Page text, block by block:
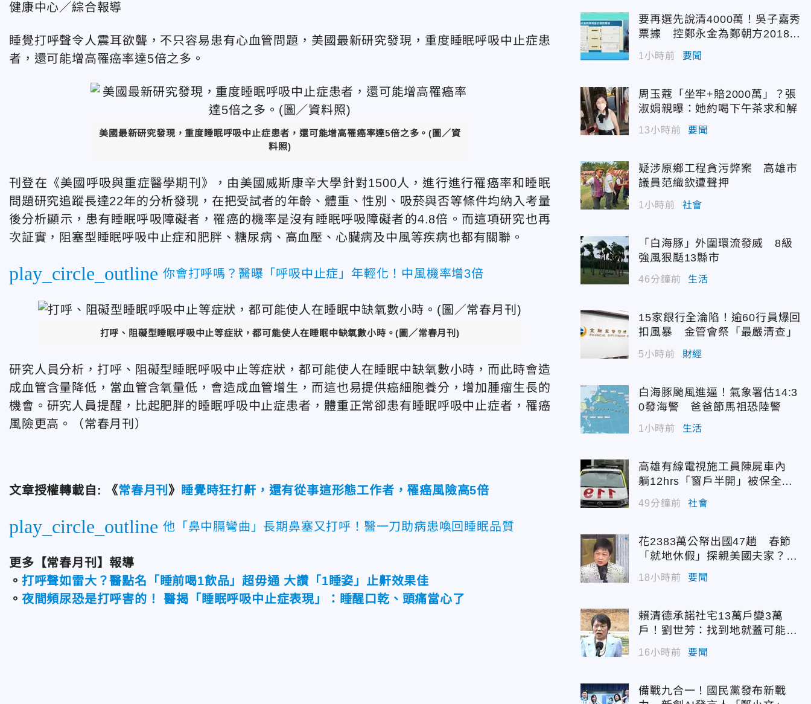
健康中心／綜合報導
睡覺打呼聲令人震耳欲聾，不只容易患有心血管問題，美國最新研究發現，重度睡眠呼吸中止症患
者，還可能增高罹癌率達5倍之多。
美國最新研究發現，重度睡眠呼吸中止症患者，還可能增高罹癌率達5倍之多。(圖／資
料照)
刊登在《美國呼吸與重症醫學期刊》，由美國威斯康辛大學針對1500人，進行進行罹癌率和睡眠
問題研究追蹤長達22年的分析發現，在把受試者的年齡、體重、性別、吸菸與否等條件均納入考量
後分析顯示，患有睡眠呼吸障礙者，罹癌的機率是沒有睡眠呼吸障礙者的4.8倍。而這項研究也再
次証實，阻塞型睡眠呼吸中止症和肥胖、糖尿病、高血壓、心臟病及中風等疾病也都有關聯。
play_circle_outline 你會打呼嗎？醫曝「呼吸中止症」年輕化！中風機率增3倍
打呼、阻礙型睡眠呼吸中止等症狀，都可能使人在睡眠中缺氧數小時。(圖／常春月刊)
研究人員分析，打呼、阻礙型睡眠呼吸中止等症狀，都可能使人在睡眠中缺氧數小時，而此時會造
成血管含量降低，當血管含氧量低，會造成血管增生，而這也易提供癌細胞養分，增加腫瘤生長的
機會。研究人員提醒，比起肥胖的睡眠呼吸中止症患者，體重正常卻患有睡眠呼吸中止症者，罹癌
風險更高。（常春月刊）
文章授權轉載自: 《常春月刊 》 睡覺時狂打鼾，還有從事這形態工作者，罹癌風險高5倍
play_circle_outline 他「鼻中膈彎曲」長期鼻塞又打呼！醫一刀助病患喚回睡眠品質
更多【常春月刊】報導
。 打呼聲如雷大？醫點名「睡前喝1飲品」超毋通 大讚「1睡姿」止鼾效果佳
。 夜間頻尿恐是打呼害的！ 醫揭「睡眠呼吸中止症表現」：睡醒口乾、頭痛當心了
要再選先說清4000萬！吳子嘉秀
票據 控鄭永金為鄭朝方2018選
縣長籌錢未還
1小時前 要聞
周玉蔻「坐牢+賠2000萬」？張
淑娟親曝：她約喝下午茶求和解
13小時前 要聞
疑涉原鄉工程貪污弊案 高雄市
議員范織欽遭聲押
1小時前 社會
「白海豚」外圍環流發威 8級
強風狠颳13縣市
46分鐘前 生活
15家銀行全淪陷！逾60行員爆回
扣風暴 金管會祭「最嚴清查」
5小時前 財經
白海豚颱風進逼！氣象署估14:3
0發海警 爸爸節馬祖恐陸警
1小時前 生活
高雄有線電視施工員陳屍車內
躺12hrs「窗戶半開」被保全發
49分鐘前 社會
花2383萬公帑出國47趟 春節
「就地休假」探親美國夫家？徐
佳青回應了
18小時前 要聞
賴清德承諾社宅13萬戶變3萬
戶！劉世芳：找到地就蓋可能變
空餘屋
16小時前 要聞
備戰九合一！國民黨發布新戰